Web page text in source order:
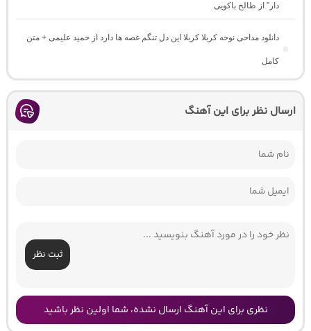
دار” از طالح باکویی
دانلود مداحی نوحه کربلا کربلا این دل تنگم غصه ها دارد از حمید علیمی + متن
کامل
ارسال نظر برای این آهنگ
ثبت نظر
نظری برای این آهنگ ارسال نشده، شما اولین نظر باشید